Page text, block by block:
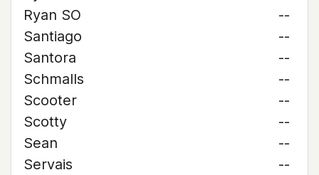
Ryan SO
--
Santiago
--
Santora
--
Schmalls
--
Scooter
--
Scotty
--
Sean
--
Servais
--